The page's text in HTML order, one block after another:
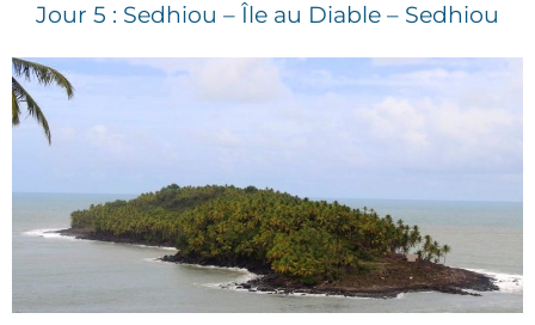
Jour 5 : Sedhiou – Île au Diable – Sedhiou